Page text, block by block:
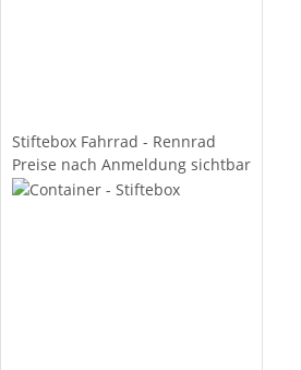
Stiftebox Fahrrad - Rennrad
Preise nach Anmeldung sichtbar